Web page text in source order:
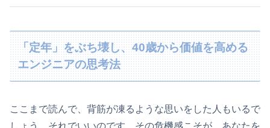
「定年」をぶち壊し、40歳から価値を高める
エンジニアの思考法
ここまで読んで、背筋が凍るような思いをした人もいるで
しょう。それでいいのです。その危機感こそが、あなたを